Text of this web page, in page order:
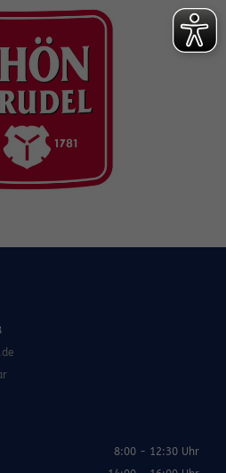
8:00 - 12:30 Uhr